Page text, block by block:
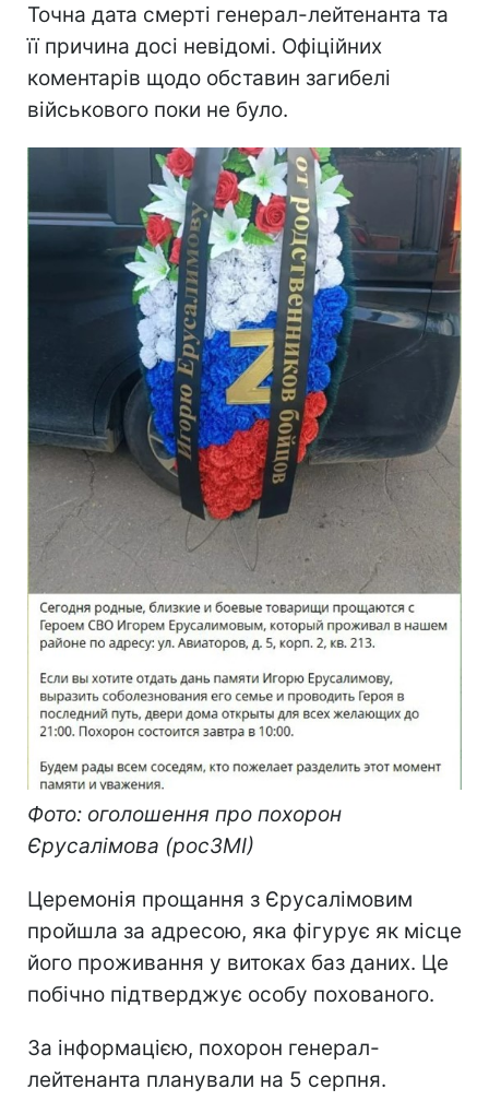
Точна дата смерті генерал-лейтенанта та
її причина досі невідомі. Офіційних
коментарів щодо обставин загибелі
військового поки не було.
Фото: оголошення про похорон
Єрусалімова (росЗМІ)
Церемонія прощання з Єрусалімовим
пройшла за адресою, яка фігурує як місце
його проживання у витоках баз даних. Це
побічно підтверджує особу похованого.
За інформацією, похорон генерал-
лейтенанта планували на 5 серпня.